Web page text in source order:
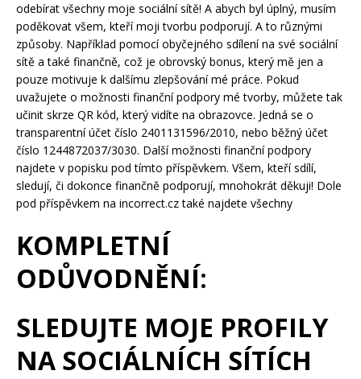
odebírat všechny moje sociální sítě! A abych byl úplný, musím
poděkovat všem, kteří moji tvorbu podporují. A to různými
způsoby. Například pomocí obyčejného sdílení na své sociální
sítě a také finančně, což je obrovský bonus, který mě jen a
pouze motivuje k dalšímu zlepšování mé práce. Pokud
uvažujete o možnosti finanční podpory mé tvorby, můžete tak
učinit skrze QR kód, který vidíte na obrazovce. Jedná se o
transparentní účet číslo 2401131596/2010, nebo běžný účet
číslo 1244872037/3030. Další možnosti finanční podpory
najdete v popisku pod tímto příspěvkem. Všem, kteří sdílí,
sledují, či dokonce finančně podporují, mnohokrát děkuji! Dole
pod příspěvkem na incorrect.cz také najdete všechny
KOMPLETNÍ
ODŮVODNĚNÍ:
SLEDUJTE MOJE PROFILY
NA SOCIÁLNÍCH SÍTÍCH